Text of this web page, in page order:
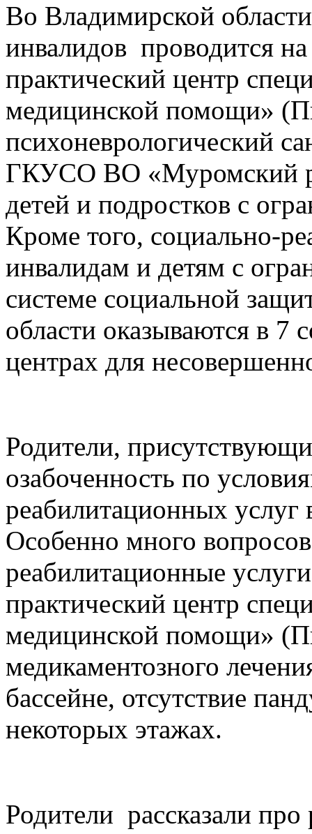
Во Владимирской
инвалидов проводится
практический центр
медицинской помощи»
психоневрологический
ГКУСО ВО «Муромский
детей и подростков с
Кроме того, социально-
инвалидам и детям с
системе социальной
области оказываются в 7
центрах для
Родители,
озабоченность по
реабилитационных услуг
Особенно много
реабилитационные
практический центр
медицинской помощи»
медикаментозного
бассейне, отсутствие
некоторых этажах.
Родители рассказали